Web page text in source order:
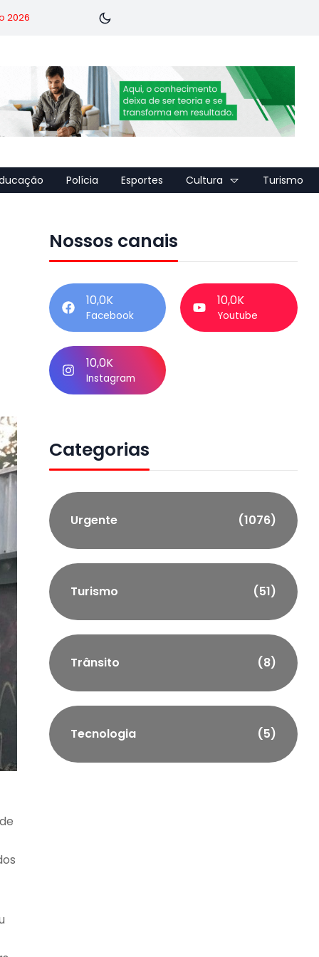
2026
Polícia Esportes Cultura Turismo
Nossos canais
10,0K
Facebook
10,0K
Youtube
10,0K
Instagram
Categorias
Urgente (1076)
Turismo (51)
Trânsito (8)
Tecnologia (5)